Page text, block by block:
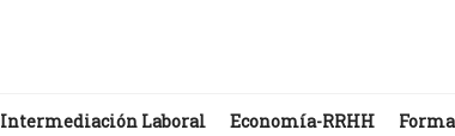
Intermediación Laboral Economía-RRHH